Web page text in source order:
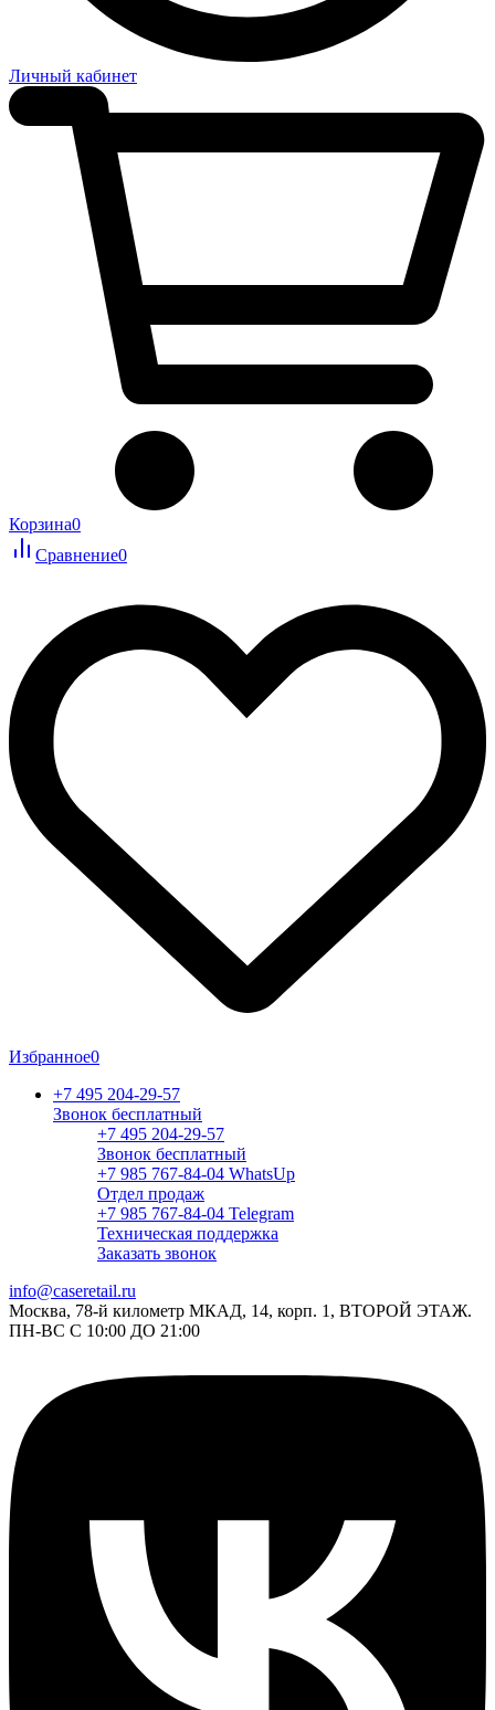
Личный кабинет
Корзина0
Сравнение0
Избранное0
+7 495 204-29-57
Звонок бесплатный
+7 495 204-29-57
Звонок бесплатный
+7 985 767-84-04 WhatsUp
Отдел продаж
+7 985 767-84-04 Telegram
Техническая поддержка
Заказать звонок
info@caseretail.ru
Москва, 78-й километр МКАД, 14, корп. 1, ВТОРОЙ ЭТАЖ.
ПН-ВС С 10:00 ДО 21:00